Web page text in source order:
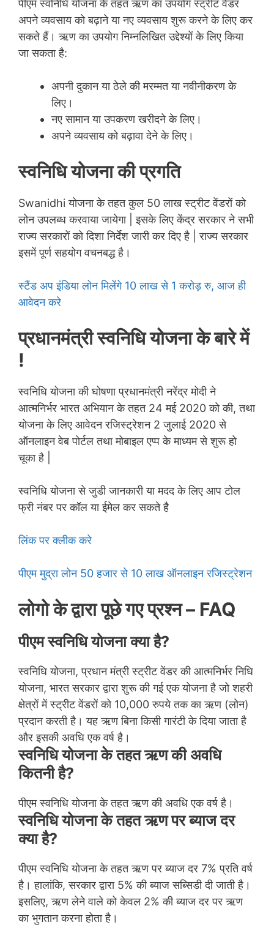
पीएम स्वनिधि योजना के तहत ऋण का उपयोग स्ट्रीट वेंडर
अपने व्यवसाय को बढ़ाने या नए व्यवसाय शुरू करने के लिए कर
सकते हैं। ऋण का उपयोग निम्नलिखित उद्देश्यों के लिए किया
जा सकता है:
अपनी दुकान या ठेले की मरम्मत या नवीनीकरण के
लिए।
नए सामान या उपकरण खरीदने के लिए।
अपने व्यवसाय को बढ़ावा देने के लिए।
स्वनिधि योजना की प्रगति
Swanidhi योजना के तहत कुल 50 लाख स्ट्रीट वेंडरों को
लोन उपलब्ध करवाया जायेगा | इसके लिए केंद्र सरकार ने सभी
राज्य सरकारों को दिशा निर्देश जारी कर दिए है | राज्य सरकार
इसमें पूर्ण सहयोग वचनबद्ध है।
स्टैंड अप इंडिया लोन मिलेंगे 10 लाख से 1 करोड़ रु, आज ही
आवेदन करे
प्रधानमंत्री स्वनिधि योजना के बारे में
!
स्वनिधि योजना की घोषणा प्रधानमंत्री नरेंद्र मोदी ने
आत्मनिर्भर भारत अभियान के तहत 24 मई 2020 को की, तथा
योजना के लिए आवेदन रजिस्ट्रेशन 2 जुलाई 2020 से
ऑनलाइन वेब पोर्टल तथा मोबाइल एप्प के माध्यम से शुरू हो
चूका है |
स्वनिधि योजना से जुडी जानकारी या मदद के लिए आप टोल
फ्री नंबर पर कॉल या ईमेल कर सकते है
लिंक पर क्लीक करे
पीएम मुद्रा लोन 50 हजार से 10 लाख ऑनलाइन रजिस्ट्रेशन
लोगो के द्वारा पूछे गए प्रश्न – FAQ
पीएम स्वनिधि योजना क्या है?
स्वनिधि योजना, प्रधान मंत्री स्ट्रीट वेंडर की आत्मनिर्भर निधि
योजना, भारत सरकार द्वारा शुरू की गई एक योजना है जो शहरी
क्षेत्रों में स्ट्रीट वेंडरों को 10,000 रुपये तक का ऋण (लोन)
प्रदान करती है। यह ऋण बिना किसी गारंटी के दिया जाता है
और इसकी अवधि एक वर्ष है।
स्वनिधि योजना के तहत ऋण की अवधि
कितनी है?
पीएम स्वनिधि योजना के तहत ऋण की अवधि एक वर्ष है।
स्वनिधि योजना के तहत ऋण पर ब्याज दर
क्या है?
पीएम स्वनिधि योजना के तहत ऋण पर ब्याज दर 7% प्रति वर्ष
है। हालांकि, सरकार द्वारा 5% की ब्याज सब्सिडी दी जाती है।
इसलिए, ऋण लेने वाले को केवल 2% की ब्याज दर पर ऋण
का भुगतान करना होता है।